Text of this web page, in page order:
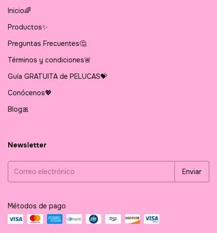
Inicio🌈
Productos✨
Preguntas Frecuentes🤔
Términos y condiciones🚨
Guía GRATUITA de PELUCAS💝
Conócenos💖
Blog🎀
Newsletter
Métodos de pago